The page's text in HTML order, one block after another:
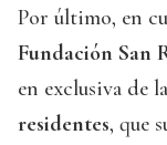
Por último, en
Fundación San
en exclusiva de
residentes, que